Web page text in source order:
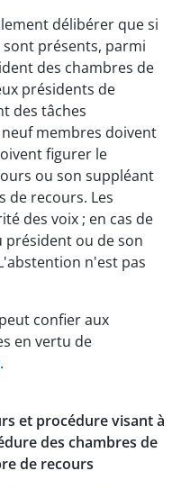
délibérer que si
présents, parmi
des chambres de
présidents de
des tâches
membres doivent
figurer le
ou son suppléant
de recours. Les
des voix ; en cas de
président ou de son
n'est pas
confier aux
en vertu de
.
et procédure visant à
des chambres de
de recours